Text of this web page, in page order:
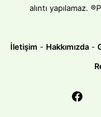
alıntı yapılamaz.
İletişim - Hakkımızda -